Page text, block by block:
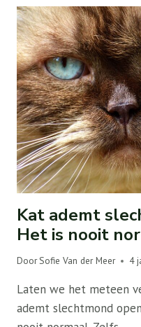
Kat ademt
Het is nooit
DoorSofie Van der Meer 4
Laten we het meteen
ademt slechtmond